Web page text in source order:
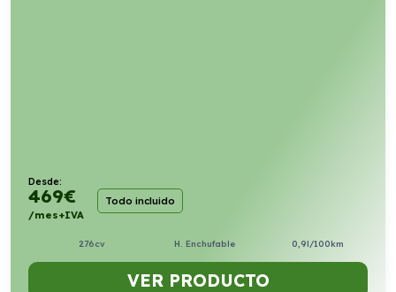
Desde:
469€
/mes+IVA
Todo incluido
276cv H. Enchufable 0,9l/100km
VER PRODUCTO